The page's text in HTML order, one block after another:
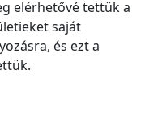
elérhetővé tettük a
saját
és ezt a